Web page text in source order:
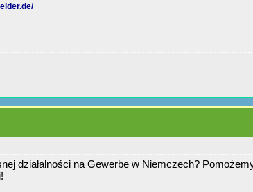
działalności na Gewerbe w Niemczech?